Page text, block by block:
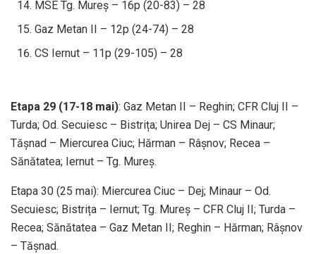
MSE Tg. Mureș – 16p (20-83) – 28
Gaz Metan II – 12p (24-74) – 28
CS Iernut – 11p (29-105) – 28
Etapa 29 (17-18 mai): Gaz Metan II – Reghin; CFR Cluj II –
Turda; Od. Secuiesc – Bistrița; Unirea Dej – CS Minaur;
Tășnad – Miercurea Ciuc; Hărman – Râșnov; Recea –
Sănătatea; Iernut – Tg. Mureș.
Etapa 30 (25 mai): Miercurea Ciuc – Dej; Minaur – Od.
Secuiesc; Bistrița – Iernut; Tg. Mureș – CFR Cluj II; Turda –
Recea; Sănătatea – Gaz Metan II; Reghin – Hărman; Râșnov
– Tășnad.